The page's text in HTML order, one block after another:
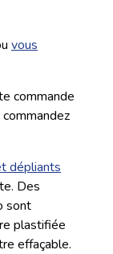
vous
commande
dépliants
Des
sont
plastifiée
effaçable.